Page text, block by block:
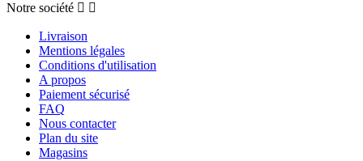
Notre société  
Livraison
Mentions légales
Conditions d'utilisation
A propos
Paiement sécurisé
FAQ
Nous contacter
Plan du site
Magasins